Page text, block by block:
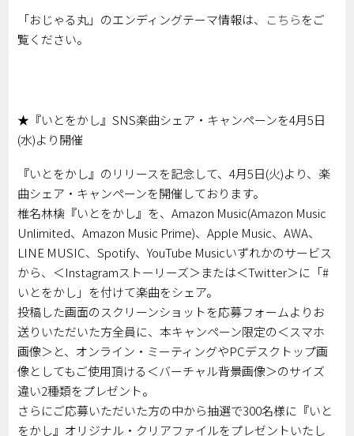
「おじゃる丸」のエンディングテーマ情報は、 こちらをご
覧ください。
★『いとをかし』SNS楽曲シェア・キャンペーンを4月5日
(水)より開催
『いとをかし』のリリースを記念して、4月5日(火)より、楽
曲シェア・キャンペーンを開催しております。
椎名林檎『いとをかし』を、Amazon Music(Amazon Music
Unlimited、Amazon Music Prime)、Apple Music、AWA、
LINE MUSIC、Spotify、YouTube Musicいずれかのサービス
から、＜Instagramストーリーズ＞または＜Twitter＞に「#
いとをかし」を付けて楽曲をシェア。
投稿した画面のスクリーンショットを応募フォームよりお
送りいただいた方全員に、本キャンペーン限定の＜スマホ
画像＞と、オンライン・ミーティングやPCデスクトップ画
像としてもご使用頂ける＜バーチャル背景画像＞のサイズ
違い2種類をプレゼント。
さらにご応募いただいた方の中から抽選で300名様に『いと
をかし』オリジナル・クリアファイルをプレゼントいたし